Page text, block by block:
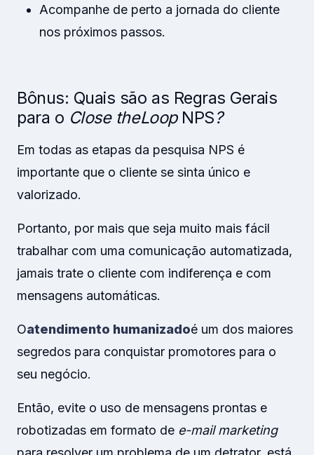
Acompanhe de perto a jornada do cliente
nos próximos passos.
Bônus: Quais são as Regras Gerais
para o Close theLoop NPS?
Em todas as etapas da pesquisa NPS é
importante que o cliente se sinta único e
valorizado.
Portanto, por mais que seja muito mais fácil
trabalhar com uma comunicação automatizada,
jamais trate o cliente com indiferença e com
mensagens automáticas.
Oatendimento humanizadoé um dos maiores
segredos para conquistar promotores para o
seu negócio.
Então, evite o uso de mensagens prontas e
robotizadas em formato de e-mail marketing